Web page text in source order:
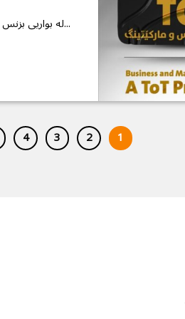
كۆرسی T.O.T لە بواریی بزنس و ماركێتینگ چۆن ببیتە ڕاهێنەر و ڕاوێژكاریی بزنس و ماركێتینگ...
1
2
3
4